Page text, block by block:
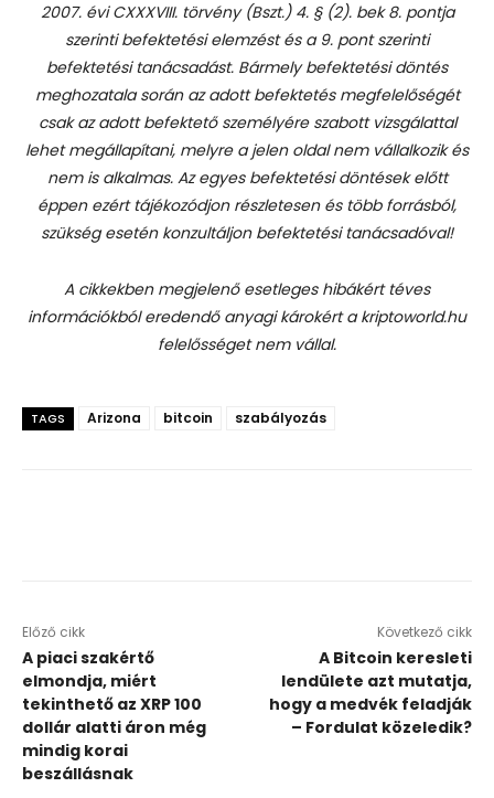
2007. évi CXXXVIII. törvény (Bszt.) 4. § (2). bek 8. pontja
szerinti befektetési elemzést és a 9. pont szerinti
befektetési tanácsadást. Bármely befektetési döntés
meghozatala során az adott befektetés megfelelőségét
csak az adott befektető személyére szabott vizsgálattal
lehet megállapítani, melyre a jelen oldal nem vállalkozik és
nem is alkalmas. Az egyes befektetési döntések előtt
éppen ezért tájékozódjon részletesen és több forrásból,
szükség esetén konzultáljon befektetési tanácsadóval!
A cikkekben megjelenő esetleges hibákért téves
információkból eredendő anyagi károkért a kriptoworld.hu
felelősséget nem vállal.
TAGS Arizona bitcoin szabályozás
Előző cikk
A piaci szakértő
elmondja, miért
tekinthető az XRP 100
dollár alatti áron még
mindig korai
beszállásnak
Következő cikk
A Bitcoin keresleti
lendülete azt mutatja,
hogy a medvék feladják
– Fordulat közeledik?